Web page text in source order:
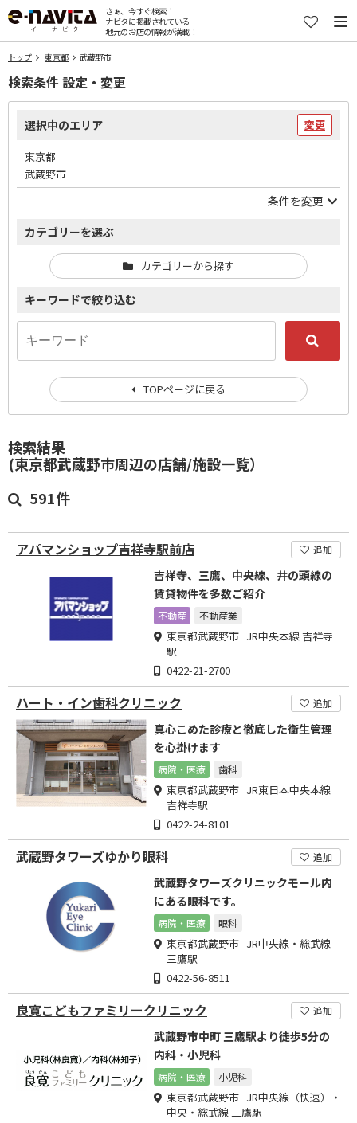
さぁ、今すぐ検索！
ナビタに掲載されている
地元のお店の情報が満載！
トップ 東京都 武蔵野市
検索結果
(東京都武蔵野市周辺の店舗/施設一覧）
591件
アパマンショップ吉祥寺駅前店 追加
吉祥寺、三鷹、中央線、井の頭線の
賃貸物件を多数ご紹介
不動産 不動産業
東京都武蔵野市 JR中央本線 吉祥寺
駅
0422-21-2700
ハート・イン歯科クリニック 追加
真心こめた診療と徹底した衛生管理
を心掛けます
病院・医療 歯科
東京都武蔵野市 JR東日本中央本線
吉祥寺駅
0422-24-8101
武蔵野タワーズゆかり眼科 追加
武蔵野タワーズクリニックモール内
にある眼科です。
病院・医療 眼科
東京都武蔵野市 JR中央線・総武線
三鷹駅
0422-56-8511
良寛こどもファミリークリニック 追加
武蔵野市中町 三鷹駅より徒歩5分の
内科・小児科
病院・医療 小児科
東京都武蔵野市 JR中央線（快速）・
中央・総武線 三鷹駅
検索条件 設定・変更
選択中のエリア 変更
東京都
武蔵野市
条件を変更
カテゴリーを選ぶ
カテゴリーから探す
キーワードで絞り込む
TOPページに戻る